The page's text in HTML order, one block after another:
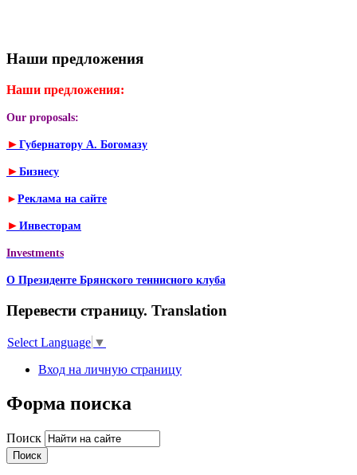
Наши предложения
Наши предложения:
Our proposals:
► Губернатору А. Богомазу
► Бизнесу
► Реклама на сайте
► Инвесторам
Investments
О Президенте Брянского теннисного клуба
Перевести страницу. Translation
Select Language ▼
Вход на личную страницу
Форма поиска
Поиск